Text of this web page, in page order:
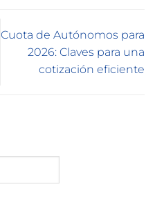
Cuota de Autónomos para
2026: Claves para una
cotización eficiente